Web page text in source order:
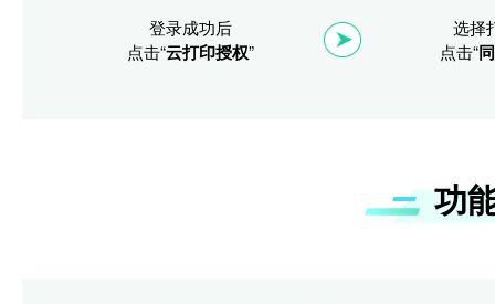
登录成功后
点击“云打印授权”
选择
点击“
功